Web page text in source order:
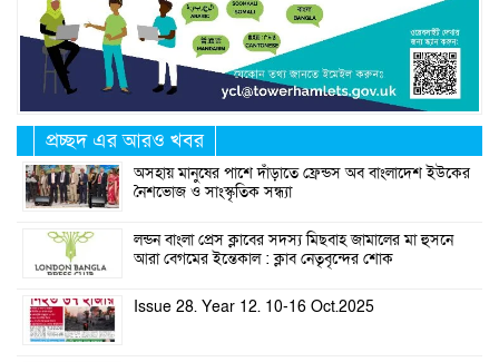
প্রচ্ছদ এর আরও খবর
অসহায় মানুষের পাশে দাঁড়াতে ফ্রেন্ডস অব বাংলাদেশ ইউকের
নৈশভোজ ও সাংস্কৃতিক সন্ধ্যা
লন্ডন বাংলা প্রেস ক্লাবের সদস্য মিছবাহ জামালের মা হুসনে
আরা বেগমের ইন্তেকাল : ক্লাব নেতৃবৃন্দের শোক
Issue 28. Year 12. 10-16 Oct.2025